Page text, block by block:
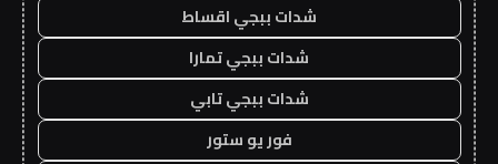
شدات ببجي اقساط
شدات ببجي تمارا
شدات ببجي تابي
فور يو ستور